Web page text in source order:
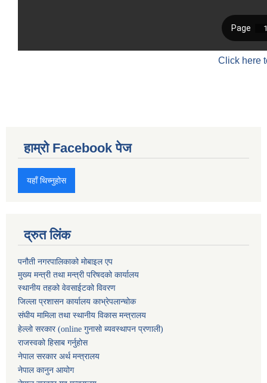
Click here
हाम्रो Facebook पेज
यहाँ थिच्नुहोस
द्रुत लिंक
पनौती नगरपालिकाको मोबाइल एप
मुख्य मन्त्री तथा मन्त्री परिषदको कार्यालय
स्थानीय तहको वेवसाईटको विवरण
जिल्ला प्रशासन कार्यालय काभ्रेपलान्चोक
संघीय मामिला तथा स्थानीय विकास मन्त्रालय
हेल्लो सरकार (online गुनासो ब्यवस्थापन प्रणाली)
राजस्वको हिसाब गर्नुहोस
नेपाल सरकार अर्थ मन्त्रालय
नेपाल कानुन आयोग